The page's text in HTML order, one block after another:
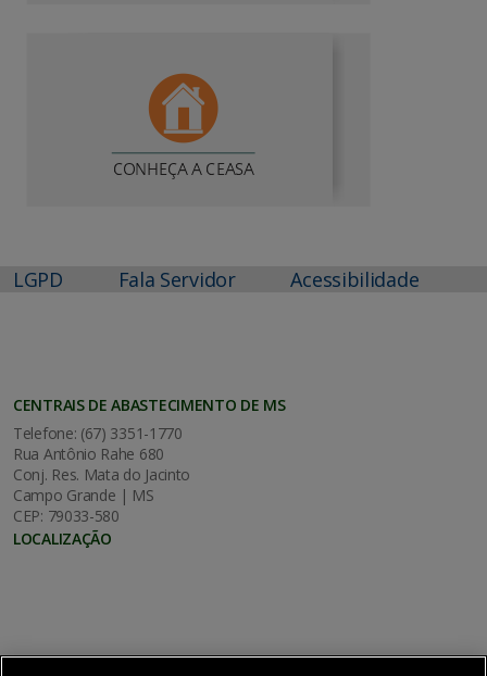
LGPD Fala Servidor Acessibilidade
CENTRAIS DE ABASTECIMENTO DE MS
Telefone: (67) 3351-1770
Rua Antônio Rahe 680
Conj. Res. Mata do Jacinto
Campo Grande | MS
CEP: 79033-580
LOCALIZAÇÃO